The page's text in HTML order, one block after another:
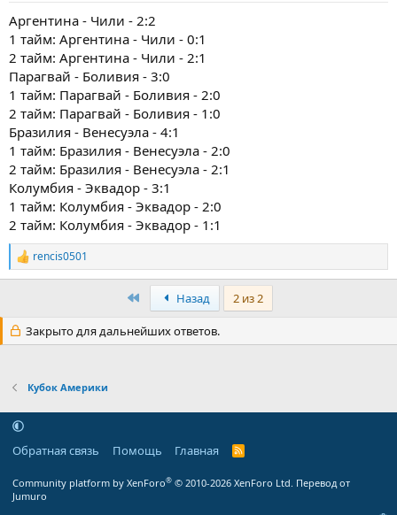
Аргентина - Чили - 2:2
1 тайм: Аргентина - Чили - 0:1
2 тайм: Аргентина - Чили - 2:1
Парагвай - Боливия - 3:0
1 тайм: Парагвай - Боливия - 2:0
2 тайм: Парагвай - Боливия - 1:0
Бразилия - Венесуэла - 4:1
1 тайм: Бразилия - Венесуэла - 2:0
2 тайм: Бразилия - Венесуэла - 2:1
Колумбия - Эквадор - 3:1
1 тайм: Колумбия - Эквадор - 2:0
2 тайм: Колумбия - Эквадор - 1:1
Р
е
и
и
rencis0501
ПервыйНазад 2 из 2
Закрыто для дальнейших ответов.
Кубок Америки
Обратная связь Помощь Главная
R
Community platform by XenForo® © 2010-2026 XenForo Ltd. Перевод от
Jumuro